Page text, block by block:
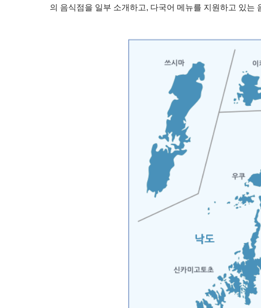
의 음식점을 일부 소개하고, 다국어 메뉴를 지원하고 있